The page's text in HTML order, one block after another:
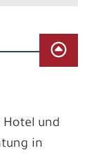
und
in